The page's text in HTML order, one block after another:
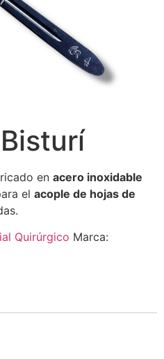
en acero inoxidable
el acople de hojas de
Quirúrgico Marca: